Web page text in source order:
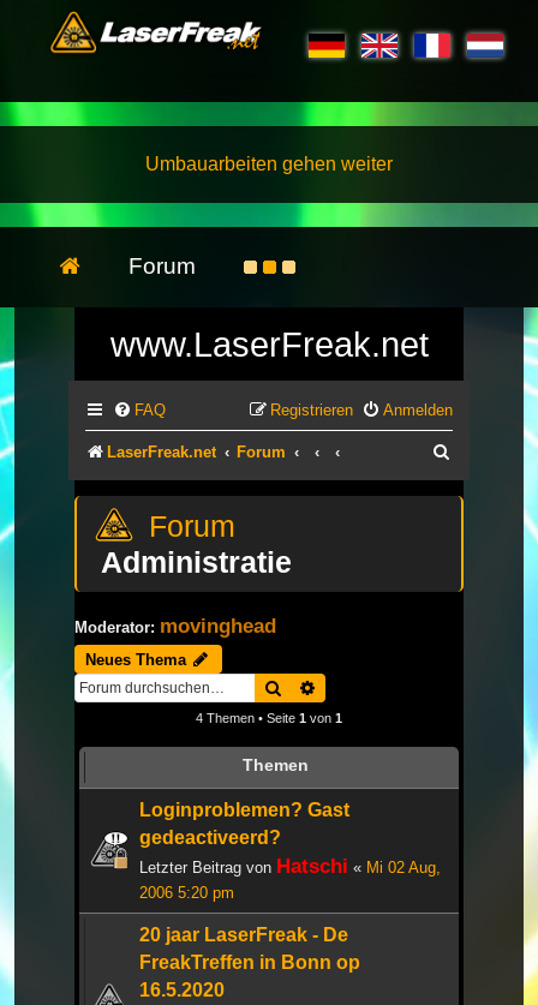
Umbauarbeiten gehen weiter
Forum
www.LaserFreak.net
FAQ Anmelden
Registrieren
LaserFreak.net Forum
Administratie
Moderator: movinghead
Neues Thema
Suche
4 Themen • Seite 1 von 1
Themen
Loginproblemen? Gast
gedeactiveerd?
Letzter Beitrag von Hatschi « Mi 02 Aug,
2006 5:20 pm
20 jaar LaserFreak - De
FreakTreffen in Bonn op
16.5.2020